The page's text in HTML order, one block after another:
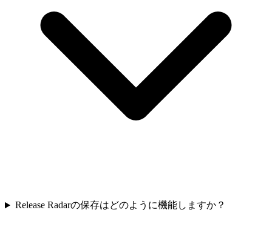
Release Radarの保存はどのように機能しますか？